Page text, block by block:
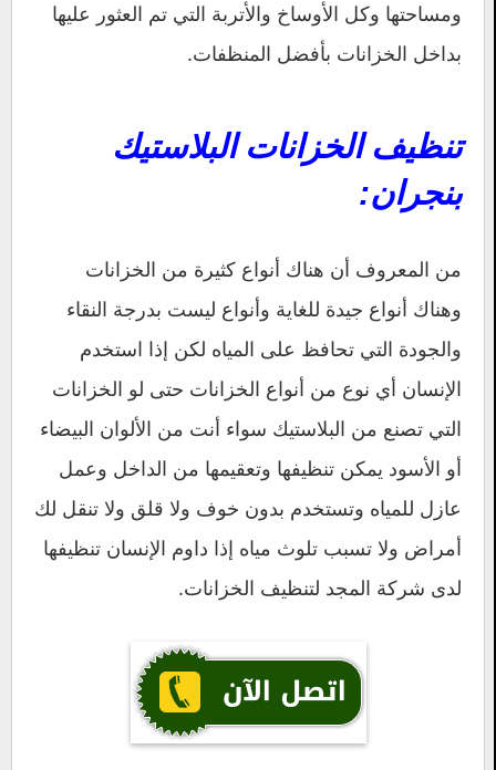
ومساحتها وكل الأوساخ والأتربة التي تم العثور عليها
بداخل الخزانات بأفضل المنظفات.
تنظيف الخزانات البلاستيك
بنجران:
من المعروف أن هناك أنواع كثيرة من الخزانات
وهناك أنواع جيدة للغاية وأنواع ليست بدرجة النقاء
والجودة التي تحافظ على المياه لكن إذا استخدم
الإنسان أي نوع من أنواع الخزانات حتى لو الخزانات
التي تصنع من البلاستيك سواء أنت من الألوان البيضاء
أو الأسود يمكن تنظيفها وتعقيمها من الداخل وعمل
عازل للمياه وتستخدم بدون خوف ولا قلق ولا تنقل لك
أمراض ولا تسبب تلوث مياه إذا داوم الإنسان تنظيفها
لدى شركة المجد لتنظيف الخزانات.